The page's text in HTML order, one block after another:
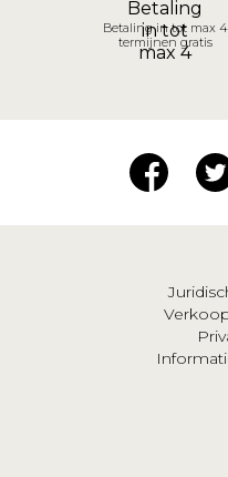
Betaling in tot max 4
termijnen gratis